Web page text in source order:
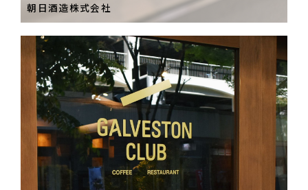
朝日酒造株式会社